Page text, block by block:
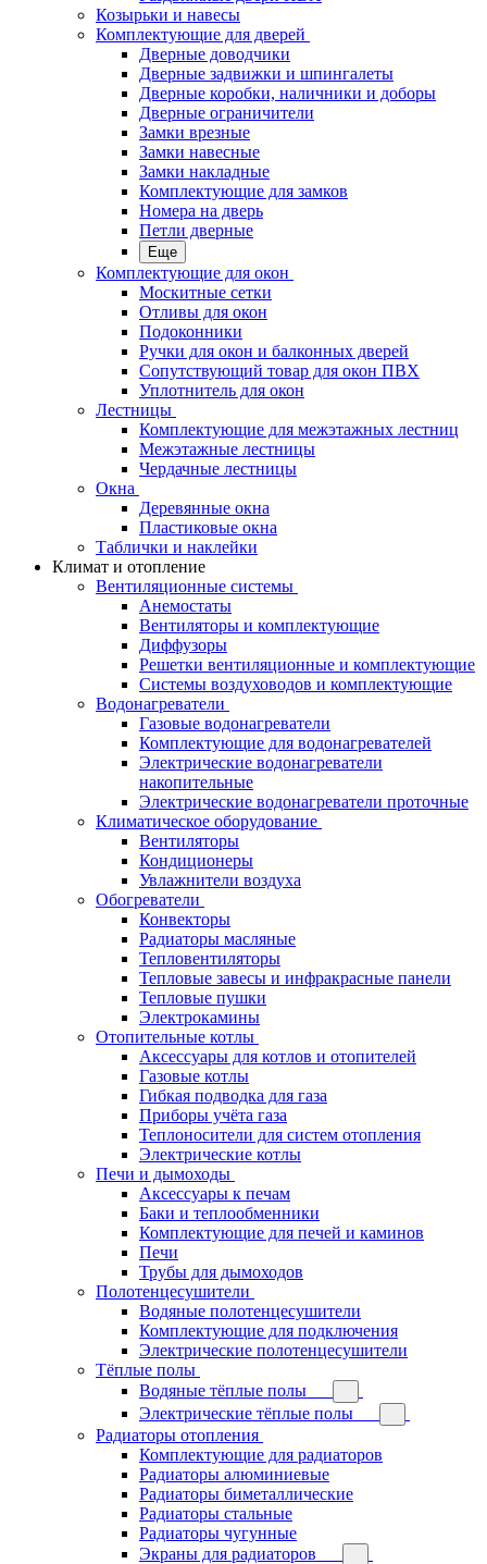
Козырьки и навесы
Комплектующие для дверей
Дверные доводчики
Дверные задвижки и шпингалеты
Дверные коробки, наличники и доборы
Дверные ограничители
Замки врезные
Замки навесные
Замки накладные
Комплектующие для замков
Номера на дверь
Петли дверные
Еще
Комплектующие для окон
Москитные сетки
Отливы для окон
Подоконники
Ручки для окон и балконных дверей
Сопутствующий товар для окон ПВХ
Уплотнитель для окон
Лестницы
Комплектующие для межэтажных лестниц
Межэтажные лестницы
Чердачные лестницы
Окна
Деревянные окна
Пластиковые окна
Таблички и наклейки
Климат и отопление
Вентиляционные системы
Анемостаты
Вентиляторы и комплектующие
Диффузоры
Решетки вентиляционные и комплектующие
Системы воздуховодов и комплектующие
Водонагреватели
Газовые водонагреватели
Комплектующие для водонагревателей
Электрические водонагреватели
накопительные
Электрические водонагреватели проточные
Климатическое оборудование
Вентиляторы
Кондиционеры
Увлажнители воздуха
Обогреватели
Конвекторы
Радиаторы масляные
Тепловентиляторы
Тепловые завесы и инфракрасные панели
Тепловые пушки
Электрокамины
Отопительные котлы
Аксессуары для котлов и отопителей
Газовые котлы
Гибкая подводка для газа
Приборы учёта газа
Теплоносители для систем отопления
Электрические котлы
Печи и дымоходы
Аксессуары к печам
Баки и теплообменники
Комплектующие для печей и каминов
Печи
Трубы для дымоходов
Полотенцесушители
Водяные полотенцесушители
Комплектующие для подключения
Электрические полотенцесушители
Тёплые полы
Водяные тёплые полы
Электрические тёплые полы
Радиаторы отопления
Комплектующие для радиаторов
Радиаторы алюминиевые
Радиаторы биметаллические
Радиаторы стальные
Радиаторы чугунные
Экраны для радиаторов